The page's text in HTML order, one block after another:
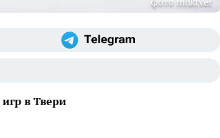
в Твери